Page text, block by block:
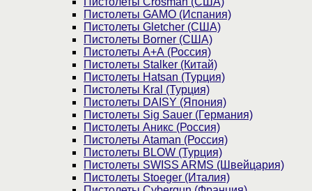
Пистолеты GAMO (Испания)
Пистолеты Gletcher (США)
Пистолеты Borner (США)
Пистолеты А+А (Россия)
Пистолеты Stalker (Китай)
Пистолеты Hatsan (Турция)
Пистолеты Kral (Турция)
Пистолеты DAISY (Япония)
Пистолеты Sig Sauer (Германия)
Пистолеты Аникс (Россия)
Пистолеты Ataman (Россия)
Пистолеты BLOW (Турция)
Пистолеты SWISS ARMS (Швейцария)
Пистолеты Stoeger (Италия)